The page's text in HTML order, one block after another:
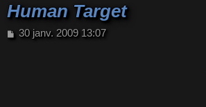
Human Target
M
30 janv. 2009 13:07